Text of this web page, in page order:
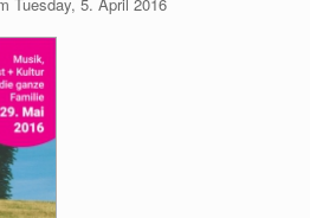
Tuesday, 5. April 2016